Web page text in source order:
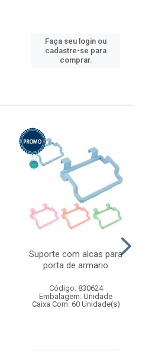
Faça seu login ou
cadastre-se para
comprar.
Suporte com alcas para
porta de armario
Código: 830624
Embalagem: Unidade
Caixa Com: 60 Unidade(s)